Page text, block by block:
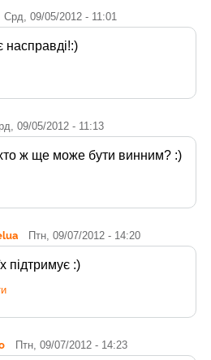
Срд, 09/05/2012 - 11:01
насправді!:)
09/05/2012 - 11:13
ж ще може бути винним? :)
Птн, 09/07/2012 - 14:20
підтримує :)
Птн, 09/07/2012 - 14:23